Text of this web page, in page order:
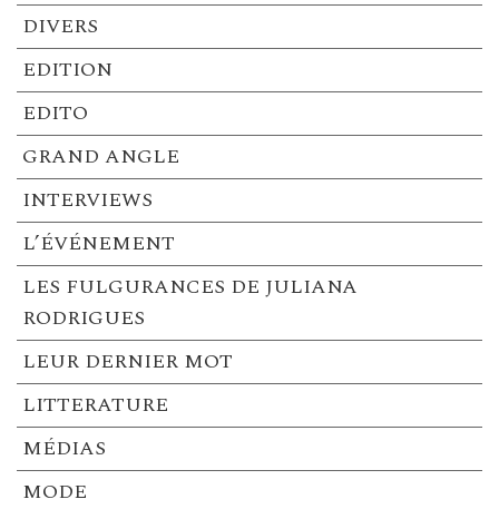
DIVERS
EDITION
EDITO
GRAND ANGLE
INTERVIEWS
L’ÉVÉNEMENT
LES FULGURANCES DE JULIANA
RODRIGUES
LEUR DERNIER MOT
LITTERATURE
MÉDIAS
MODE